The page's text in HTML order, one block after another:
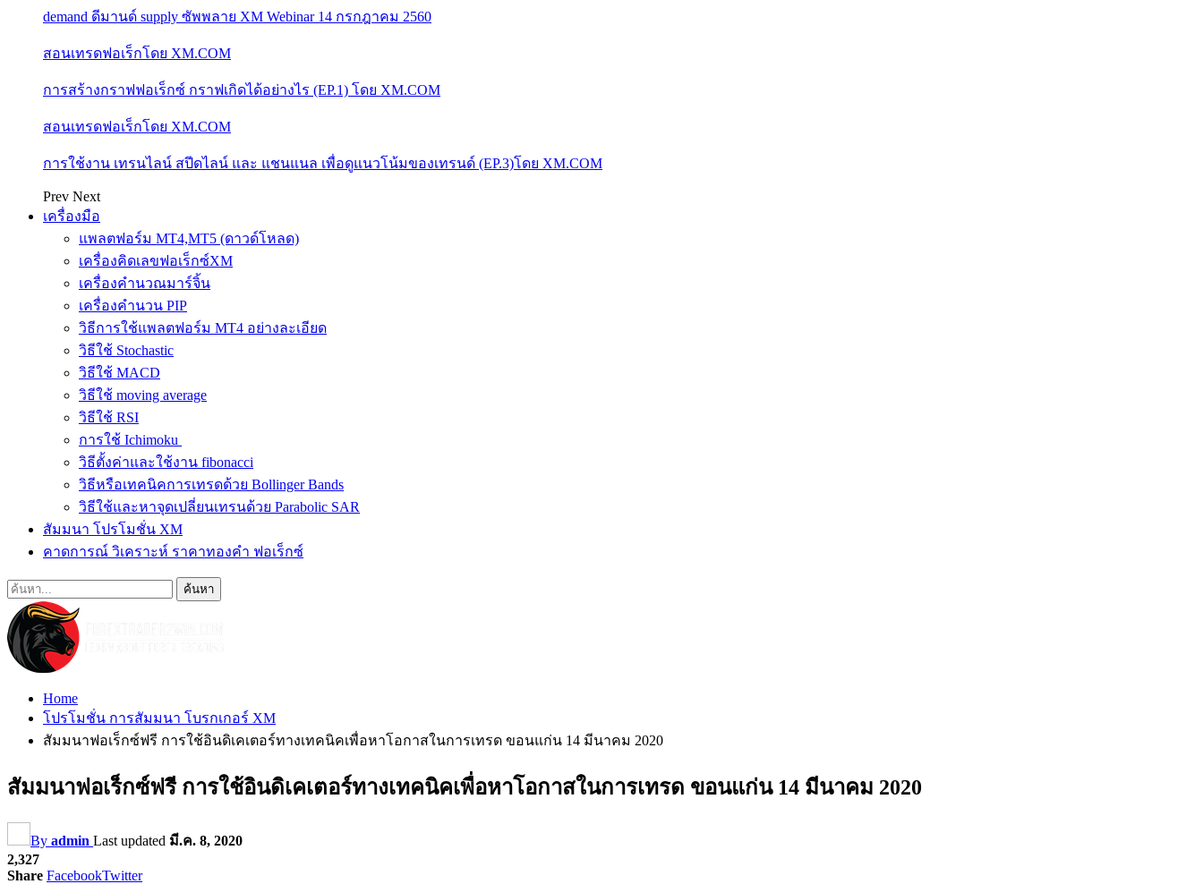
demand ดีมานด์ supply ซัพพลาย XM Webinar 14 กรกฎาคม 2560
สอนเทรดฟอเร็กโดย XM.COM
การสร้างกราฟฟอเร็กซ์ กราฟเกิดได้อย่างไร (EP.1) โดย XM.COM
สอนเทรดฟอเร็กโดย XM.COM
การใช้งาน เทรนไลน์ สปีดไลน์ และ แชนแนล เพื่อดูแนวโน้มของเทรนด์ (EP.3)โดย XM.COM
Prev Next
เครื่องมือ
แพลตฟอร์ม MT4,MT5 (ดาวด์โหลด)
เครื่องคิดเลขฟอเร็กซ์XM
เครื่องคำนวณมาร์จิ้น
เครื่องคำนวน PIP
วิธีการใช้แพลตฟอร์ม MT4 อย่างละเอียด
วิธีใช้ Stochastic
วิธีใช้ MACD
วิธีใช้ moving average
วิธีใช้ RSI
การใช้ Ichimoku
วิธีตั้งค่าและใช้งาน fibonacci
วิธีหรือเทคนิคการเทรดด้วย Bollinger Bands
วิธีใช้และหาจุดเปลี่ยนเทรนด้วย Parabolic SAR
สัมมนา โปรโมชั่น XM
คาดการณ์ วิเคราะห์ ราคาทองคำ ฟอเร็กซ์
Home
โปรโมชั่น การสัมมนา โบรกเกอร์ XM
สัมมนาฟอเร็กซ์ฟรี การใช้อินดิเคเตอร์ทางเทคนิคเพื่อหาโอกาสในการเทรด ขอนแก่น 14 มีนาคม 2020
สัมมนาฟอเร็กซ์ฟรี การใช้อินดิเคเตอร์ทางเทคนิคเพื่อหาโอกาสในการเทรด ขอนแก่น 14 มีนาคม 2020
By admin Last updated มี.ค. 8, 2020
2,327
Share FacebookTwitter